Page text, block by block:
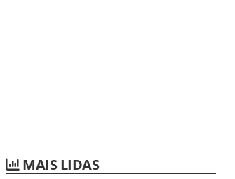
MAIS LIDAS